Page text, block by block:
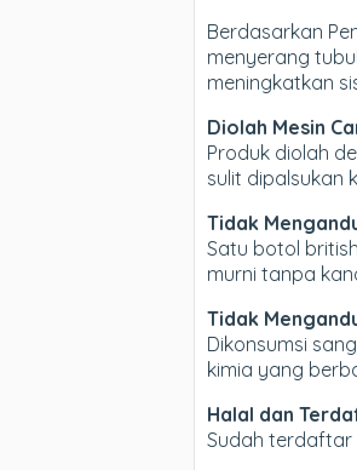
Berdasarkan
menyerang
meningkatkan
Diolah Mesin
Produk diolah
sulit dipalsukan
Tidak
Satu botol
murni tanpa
Tidak
Dikonsumsi
kimia yang
Halal dan
Sudah terdaftar